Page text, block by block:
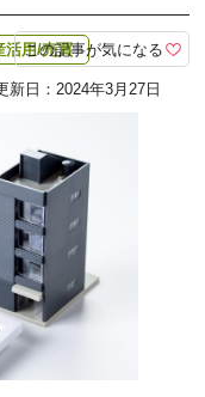
活用/売買
この記事が気になる
新日：2024年3月27日